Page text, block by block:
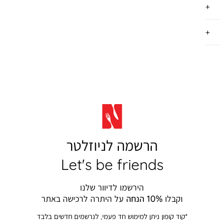
הרשמה לניוזלטר
Let's be friends
הירשמו לדיוור שלנו
וקבלו 10% הנחה על היתרה לרכישה באתר
*קוד קופון ניתן למימוש חד פעמי, לנרשמים חדשים בלבד